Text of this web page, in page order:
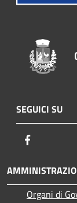
SEGUICI SU
Organi di